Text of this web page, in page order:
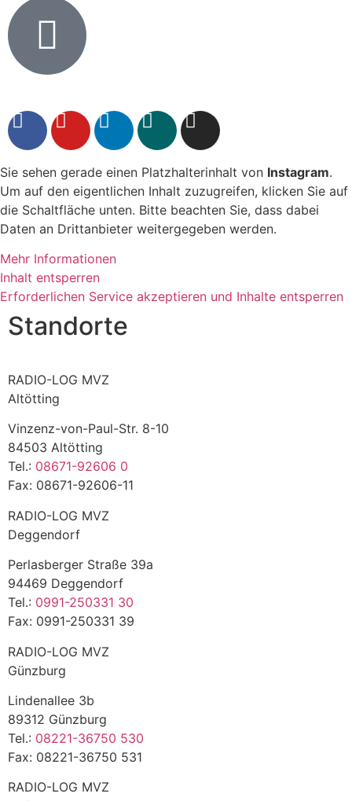
Sie sehen gerade einen Platzhalterinhalt von Instagram.
Um auf den eigentlichen Inhalt zuzugreifen, klicken Sie auf
die Schaltfläche unten. Bitte beachten Sie, dass dabei
Daten an Drittanbieter weitergegeben werden.
Mehr Informationen
Inhalt entsperren
Erforderlichen Service akzeptieren und Inhalte entsperren
Standorte
RADIO-LOG MVZ
Altötting
Vinzenz-von-Paul-Str. 8-10
84503 Altötting
Tel.: 08671-92606 0
Fax: 08671-92606-11
RADIO-LOG MVZ
Deggendorf
Perlasberger Straße 39a
94469 Deggendorf
Tel.: 0991-250331 30
Fax: 0991-250331 39
RADIO-LOG MVZ
Günzburg
Lindenallee 3b
89312 Günzburg
Tel.: 08221-36750 530
Fax: 08221-36750 531
RADIO-LOG MVZ